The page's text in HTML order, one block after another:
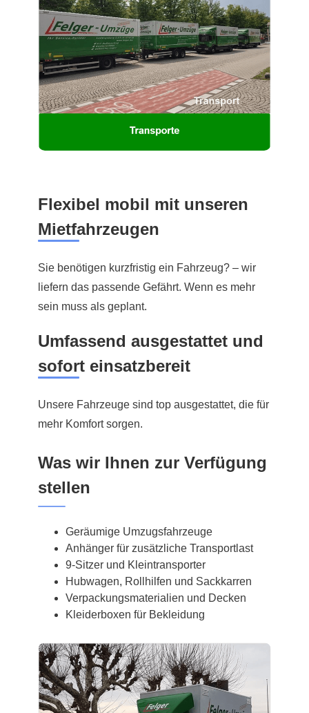
Flexibel mobil mit unseren
Mietfahrzeugen
Sie benötigen kurzfristig ein Fahrzeug? – wir
liefern das passende Gefährt. Wenn es mehr
sein muss als geplant.
Umfassend ausgestattet und
sofort einsatzbereit
Unsere Fahrzeuge sind top ausgestattet, die für
mehr Komfort sorgen.
Was wir Ihnen zur Verfügung
stellen
Geräumige Umzugsfahrzeuge
Anhänger für zusätzliche Transportlast
9-Sitzer und Kleintransporter
Hubwagen, Rollhilfen und Sackkarren
Verpackungsmaterialien und Decken
Kleiderboxen für Bekleidung